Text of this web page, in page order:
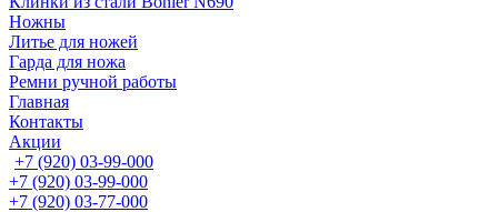
Ножны
Литье для ножей
Гарда для ножа
Ремни ручной работы
Главная
Контакты
Акции
+7 (920) 03-99-000
+7 (920) 03-99-000
+7 (920) 03-77-000